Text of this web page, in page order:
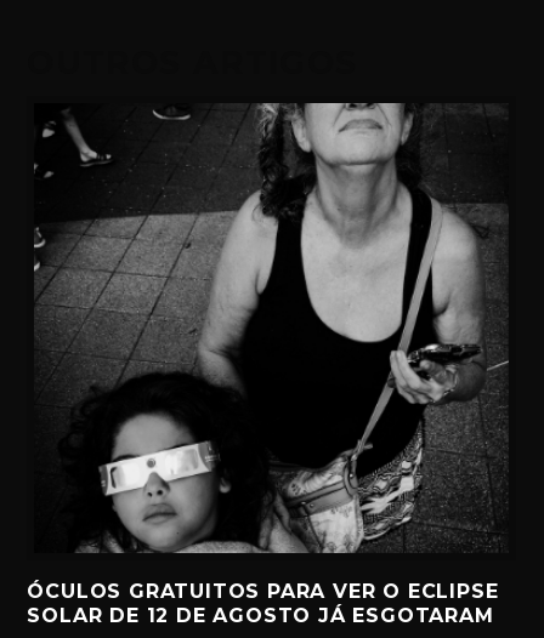
ÓCULOS GRATUITOS PARA VER O ECLIPSE
SOLAR DE 12 DE AGOSTO JÁ ESGOTARAM